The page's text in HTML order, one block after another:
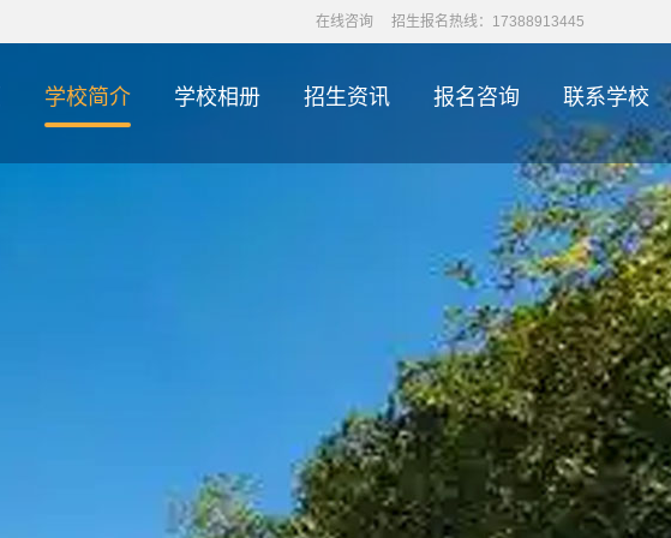
在线咨询 招生报名热线：17388913445
学校简介 学校相册 招生资讯 报名咨询 联系学校